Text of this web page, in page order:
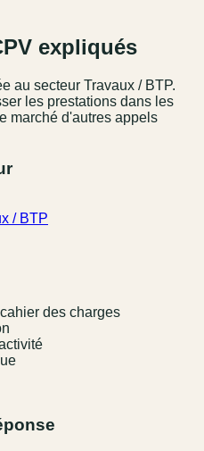
expliqués
au secteur Travaux / BTP.
les prestations dans les
marché d'autres appels
/ BTP
des charges